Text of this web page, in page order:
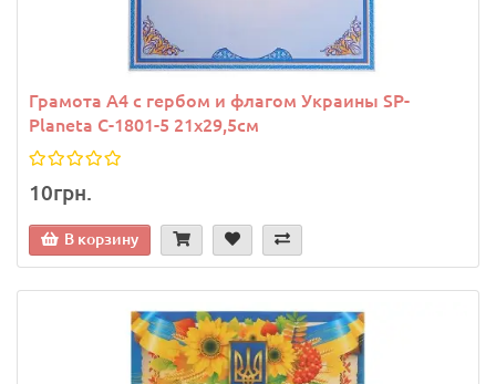
Грамота A4 с гербом и флагом Украины SP-
Planeta C-1801-5 21х29,5см
10грн.
В корзину